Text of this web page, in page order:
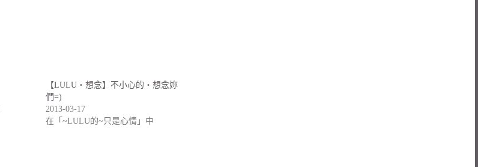
【LULU‧想念】不小心的‧想念妳
們=)
2013-03-17
在「~LULU的~只是心情」中